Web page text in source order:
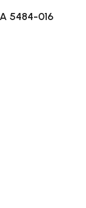
5484-016